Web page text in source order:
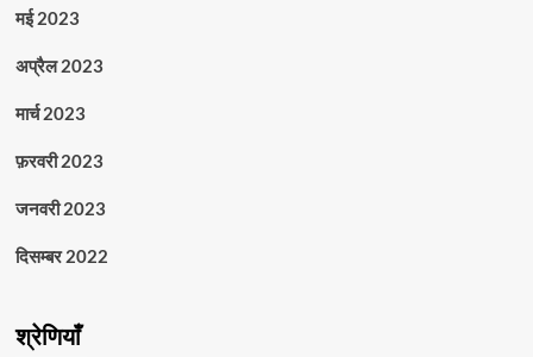
मई 2023
अप्रैल 2023
मार्च 2023
फ़रवरी 2023
जनवरी 2023
दिसम्बर 2022
श्रेणियाँ